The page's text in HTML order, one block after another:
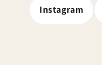
Instagram